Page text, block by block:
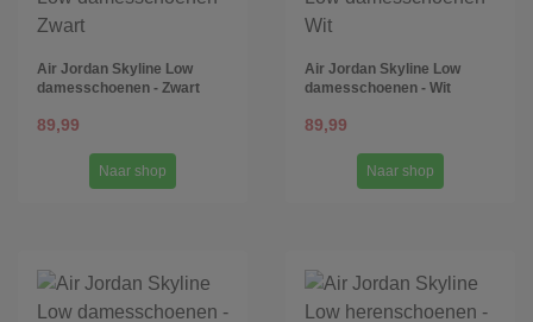
Air Jordan Skyline Low
damesschoenen - Zwart
89,99
Naar shop
Air Jordan Skyline Low
damesschoenen - Wit
89,99
Naar shop